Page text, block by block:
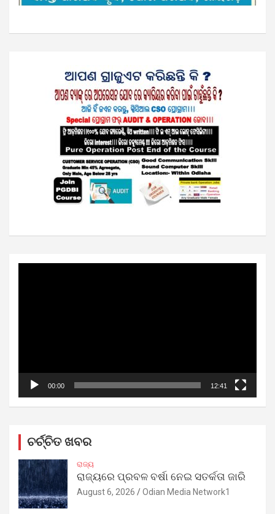
00:00 12:41
ଚର୍ଚ୍ଚିତ ଖବର
ରାଜ୍ୟ
ରାଜ୍ୟରେ ପ୍ରବଳ ବର୍ଷା ନେଇ ସତର୍କତା ଜାରି
August 6, 2026 Odian Media Network1